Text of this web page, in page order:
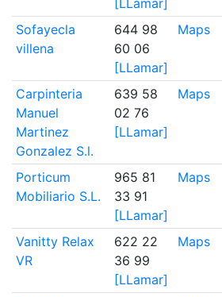
[LLamar]
Sofayecla
villena
644 98
60 06
[LLamar]
Maps
Carpinteria
Manuel
Martinez
Gonzalez S.l.
639 58
02 76
[LLamar]
Maps
Porticum
Mobiliario S.L.
965 81
33 91
[LLamar]
Maps
Vanitty Relax
VR
622 22
36 99
[LLamar]
Maps